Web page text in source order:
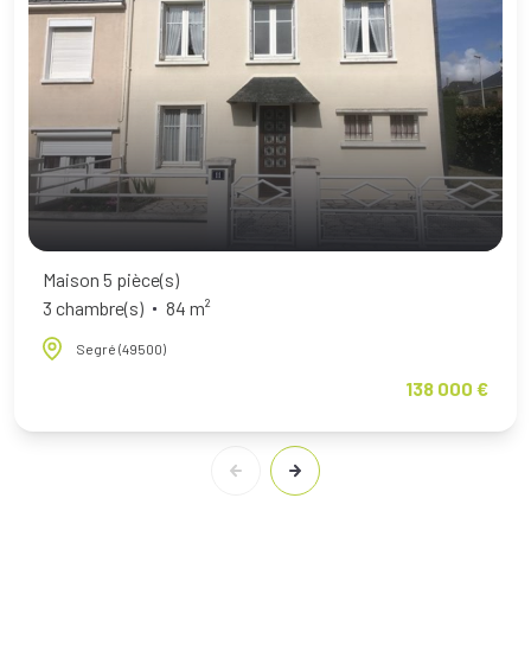
Maison 5 pièce(s)
3 chambre(s)
84 m²
Segré (49500)
138 000 €